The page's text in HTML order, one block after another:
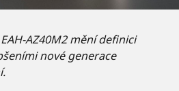
AZ40M2 mění definici
nové generace